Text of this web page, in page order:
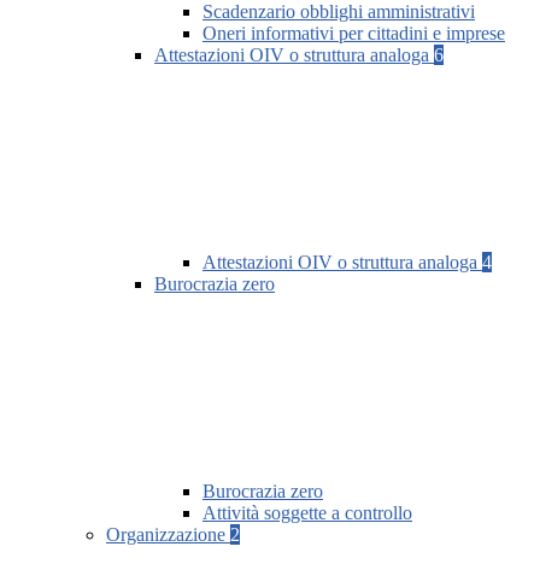
Scadenzario obblighi amministrativi
Oneri informativi per cittadini e imprese
Attestazioni OIV o struttura analoga 6
Attestazioni OIV o struttura analoga 4
Burocrazia zero
Burocrazia zero
Attività soggette a controllo
Organizzazione 2